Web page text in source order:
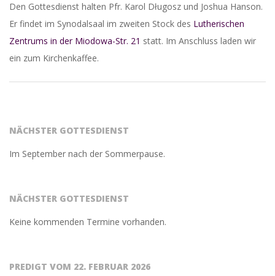
Den Gottesdienst halten Pfr. Karol Długosz und Joshua Hanson.
Er findet im Synodalsaal im zweiten Stock des Lutherischen
Zentrums in der Miodowa-Str. 21 statt. Im Anschluss laden wir
ein zum Kirchenkaffee.
08
NÄCHSTER GOTTESDIENST
Im September nach der Sommerpause.
NÄCHSTER GOTTESDIENST
Keine kommenden Termine vorhanden.
PREDIGT VOM 22. FEBRUAR 2026